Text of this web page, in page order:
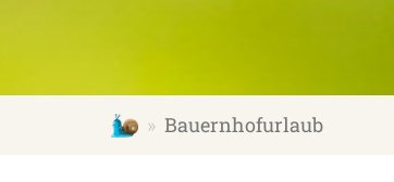
schmallenberger-kinderland.de
Bauernhofurlaub